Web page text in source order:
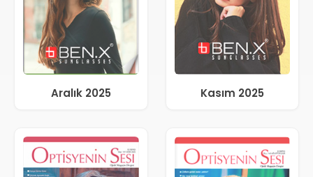
Aralık 2025 Kasım 2025